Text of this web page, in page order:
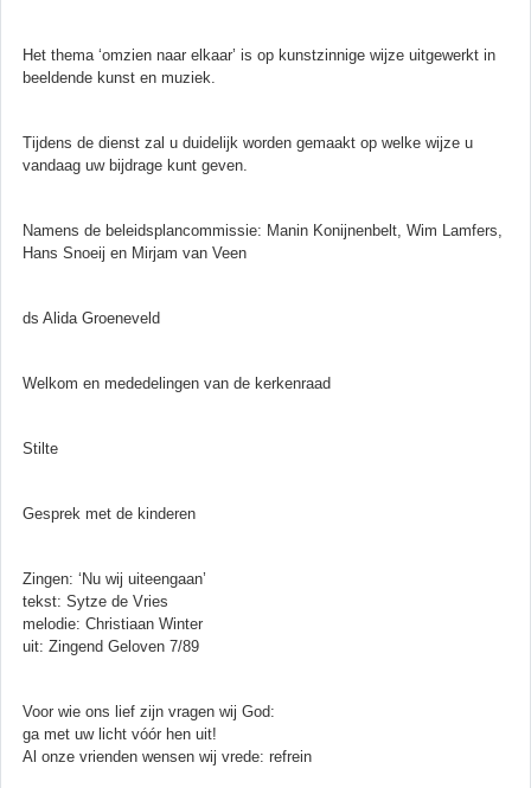
Het thema ‘omzien naar elkaar’ is op kunstzinnige wijze uitgewerkt in
beeldende kunst en muziek.
Tijdens de dienst zal u duidelijk worden gemaakt op welke wijze u
vandaag uw bijdrage kunt geven.
Namens de beleidsplancommissie: Manin Konijnenbelt, Wim Lamfers,
Hans Snoeij en Mirjam van Veen
ds Alida Groeneveld
Welkom en mededelingen van de kerkenraad
Stilte
Gesprek met de kinderen
Zingen: ‘Nu wij uiteengaan’
tekst: Sytze de Vries
melodie: Christiaan Winter
uit: Zingend Geloven 7/89
Voor wie ons lief zijn vragen wij God:
ga met uw licht vóór hen uit!
Al onze vrienden wensen wij vrede: refrein